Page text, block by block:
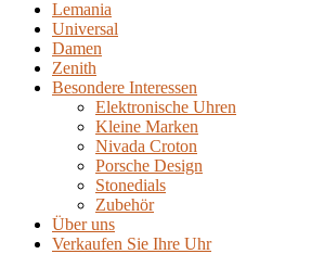
Lemania
Universal
Damen
Zenith
Besondere Interessen
Elektronische Uhren
Kleine Marken
Nivada Croton
Porsche Design
Stonedials
Zubehör
Über uns
Verkaufen Sie Ihre Uhr